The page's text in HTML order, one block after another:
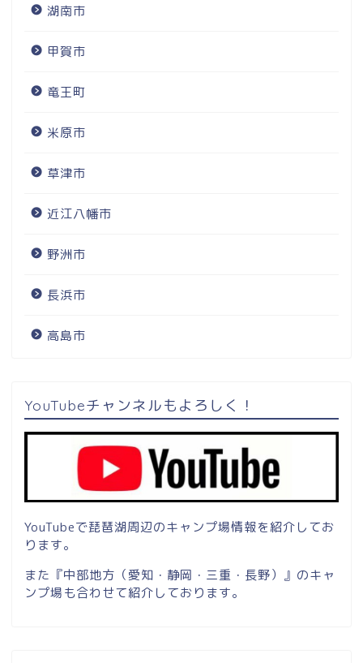
湖南市
甲賀市
竜王町
米原市
草津市
近江八幡市
野洲市
長浜市
高島市
YouTubeチャンネルもよろしく！
YouTubeで琵琶湖周辺のキャンプ場情報を紹介してお
ります。
また『中部地方（愛知・静岡・三重・長野）』のキャ
ンプ場も合わせて紹介しております。